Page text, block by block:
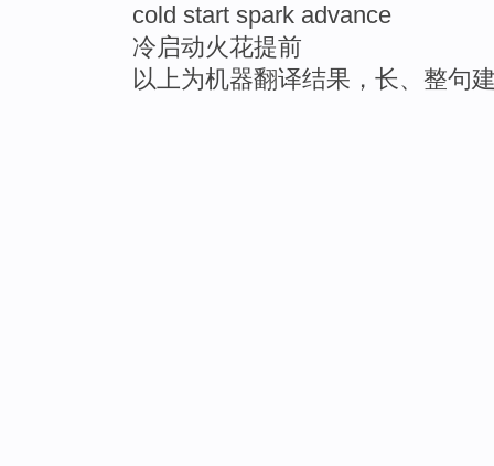
cold start spark advance
冷启动火花提前
以上为机器翻译结果，长、整句